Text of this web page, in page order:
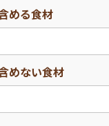
める食材
めない食材